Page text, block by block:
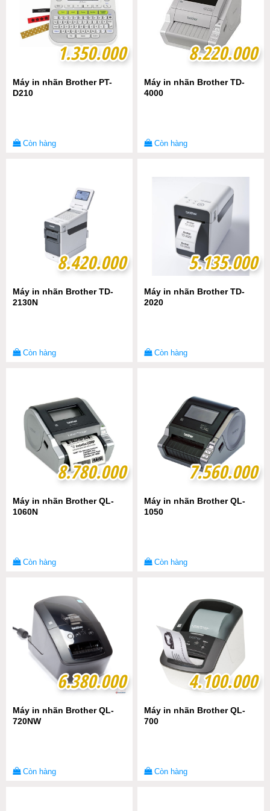
1.350.000
1.350.000
Máy in nhãn Brother PT-
D210
Còn hàng
8.220.000
8.220.000
Máy in nhãn Brother TD-
4000
Còn hàng
8.420.000
8.420.000
Máy in nhãn Brother TD-
2130N
Còn hàng
5.135.000
5.135.000
Máy in nhãn Brother TD-
2020
Còn hàng
8.780.000
8.780.000
Máy in nhãn Brother QL-
1060N
Còn hàng
7.560.000
7.560.000
Máy in nhãn Brother QL-
1050
Còn hàng
6.380.000
6.380.000
Máy in nhãn Brother QL-
720NW
Còn hàng
4.100.000
4.100.000
Máy in nhãn Brother QL-
700
Còn hàng